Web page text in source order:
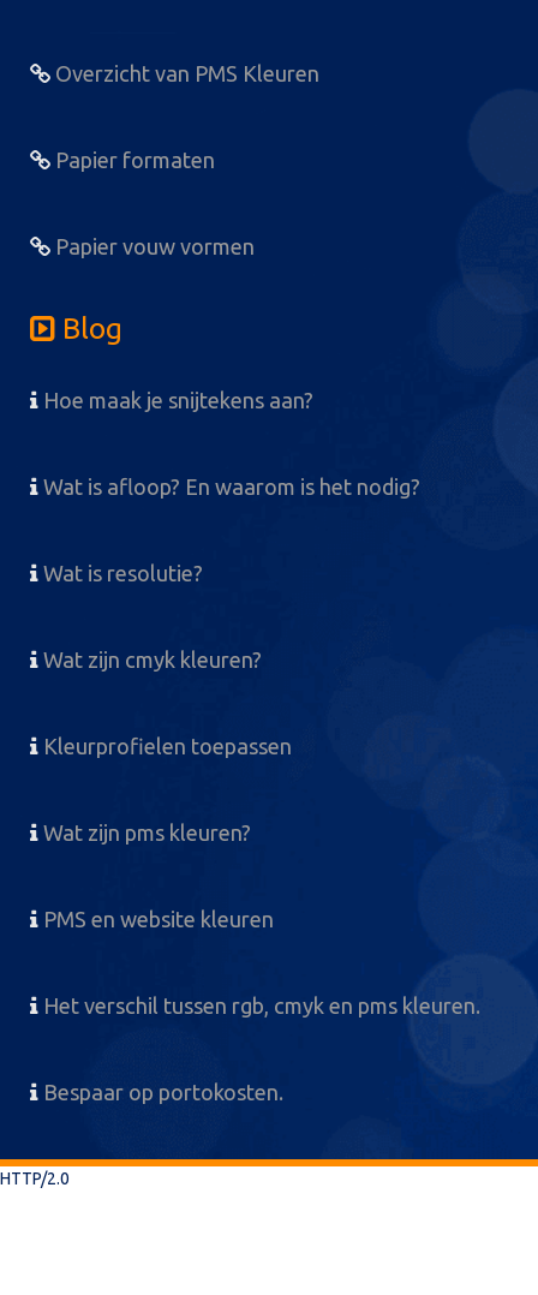
Overzicht van PMS Kleuren
Papier formaten
Papier vouw vormen
Blog
Hoe maak je snijtekens aan?
Wat is afloop? En waarom is het nodig?
Wat is resolutie?
Wat zijn cmyk kleuren?
Kleurprofielen toepassen
Wat zijn pms kleuren?
PMS en website kleuren
Het verschil tussen rgb, cmyk en pms kleuren.
Bespaar op portokosten.
HTTP/2.0